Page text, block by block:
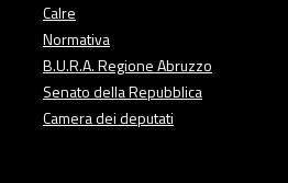
Calre
Normativa
B.U.R.A. Regione Abruzzo
Senato della Repubblica
Camera dei deputati